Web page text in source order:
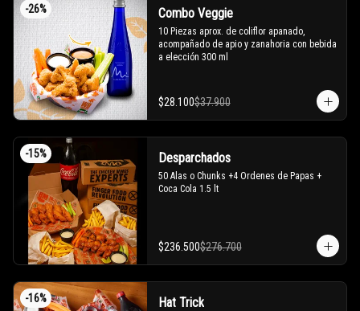
-26% Combo Veggie
10 Piezas aprox. de coliflor apanado,
acompañado de apio y zanahoria con bebida
a elección 300 ml
$28.100$37.900
-15% Desparchados
50 Alas o Chunks +4 Ordenes de Papas +
Coca Cola 1.5 lt
$236.500$276.700
-16% Hat Trick